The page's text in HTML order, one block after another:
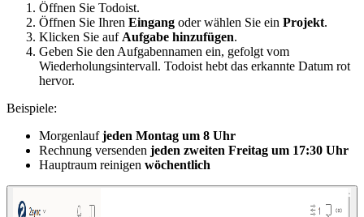
Öffnen Sie Todoist.
Öffnen Sie Ihren Eingang oder wählen Sie ein Projekt.
Klicken Sie auf Aufgabe hinzufügen.
Geben Sie den Aufgabennamen ein, gefolgt vom
Wiederholungsintervall. Todoist hebt das erkannte Datum rot
hervor.
Beispiele:
Morgenlaufjeden Montag um 8 Uhr
Rechnung versenden jeden zweiten Freitag um 17:30 Uhr
Hauptraum reinigen wöchentlich